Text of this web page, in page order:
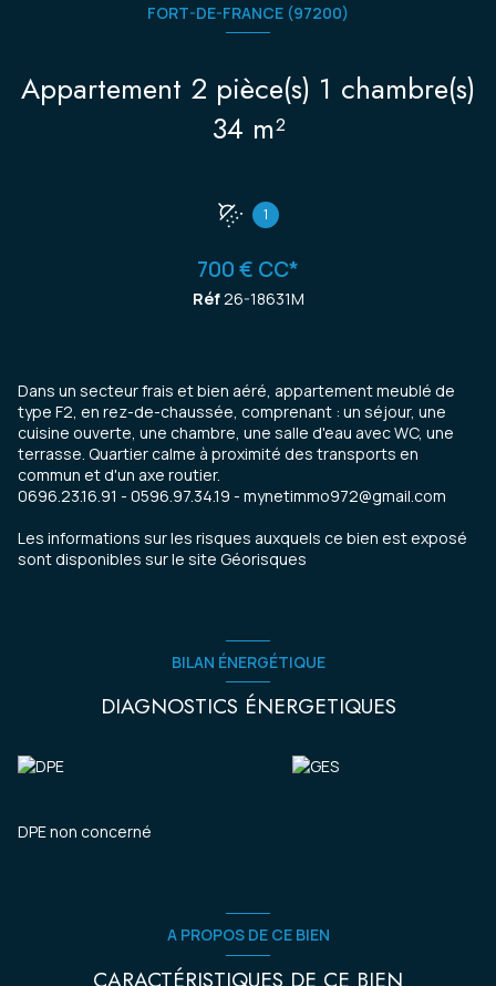
FORT-DE-FRANCE (97200)
Appartement 2 pièce(s) 1 chambre(s)
34 m²
1
700 € CC*
Réf26-18631M
Dans un secteur frais et bien aéré, appartement meublé de
type F2, en rez-de-chaussée, comprenant : un séjour, une
cuisine ouverte, une chambre, une salle d'eau avec WC, une
terrasse. Quartier calme à proximité des transports en
commun et d'un axe routier.
0696.23.16.91 - 0596.97.34.19 - mynetimmo972@gmail.com
Les informations sur les risques auxquels ce bien est exposé
sont disponibles sur le site Géorisques
BILAN ÉNERGÉTIQUE
DIAGNOSTICS ÉNERGETIQUES
DPE non concerné
A PROPOS DE CE BIEN
CARACTÉRISTIQUES DE CE BIEN